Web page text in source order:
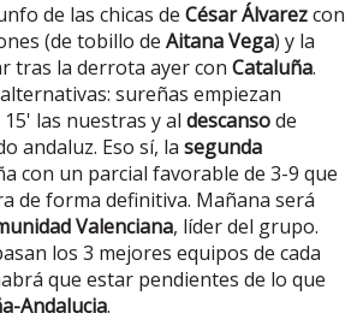
de las chicas de César Álvarezcon
(de tobillo de Aitana Vega) y la
tras la derrota ayer con Cataluña.
sureñas empiezan
las nuestras y al descansode
andaluz. Eso sí, la segunda
con un parcial favorable de 3-9 que
de forma definitiva. Mañana será
Valenciana, líder del grupo.
los 3 mejores equipos de cada
que estar pendientes de lo que
Andalucia.